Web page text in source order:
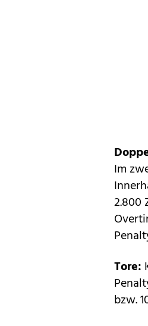
Im
2.800
Tore:
bzw.